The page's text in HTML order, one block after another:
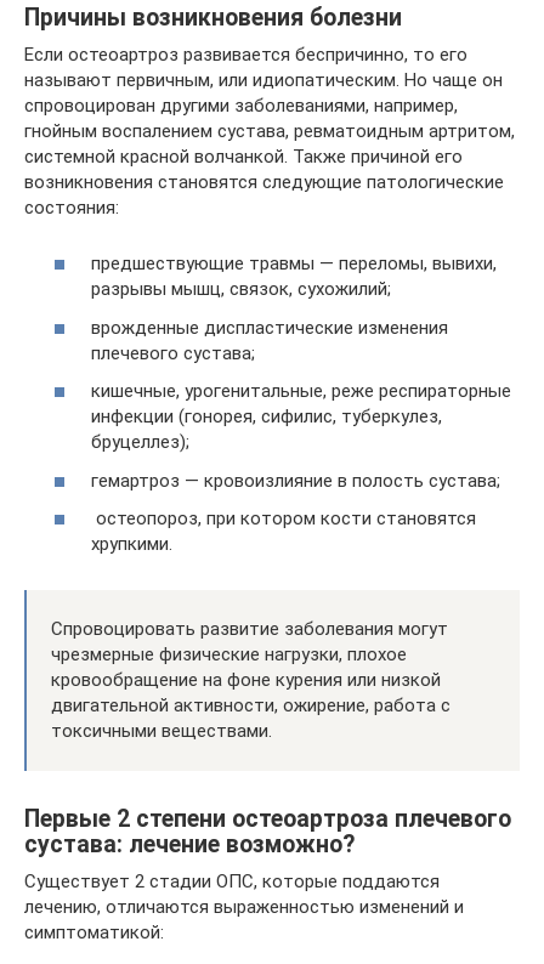
Причины возникновения болезни
Если остеоартроз развивается беспричинно, то его
называют первичным, или идиопатическим. Но чаще он
спровоцирован другими заболеваниями, например,
гнойным воспалением сустава, ревматоидным артритом,
системной красной волчанкой. Также причиной его
возникновения становятся следующие патологические
состояния:
предшествующие травмы — переломы, вывихи,
разрывы мышц, связок, сухожилий;
врожденные диспластические изменения
плечевого сустава;
кишечные, урогенитальные, реже респираторные
инфекции (гонорея, сифилис, туберкулез,
бруцеллез);
гемартроз — кровоизлияние в полость сустава;
остеопороз, при котором кости становятся
хрупкими.
Спровоцировать развитие заболевания могут
чрезмерные физические нагрузки, плохое
кровообращение на фоне курения или низкой
двигательной активности, ожирение, работа с
токсичными веществами.
Первые 2 степени остеоартроза плечевого
сустава: лечение возможно?
Существует 2 стадии ОПС, которые поддаются
лечению, отличаются выраженностью изменений и
симптоматикой: